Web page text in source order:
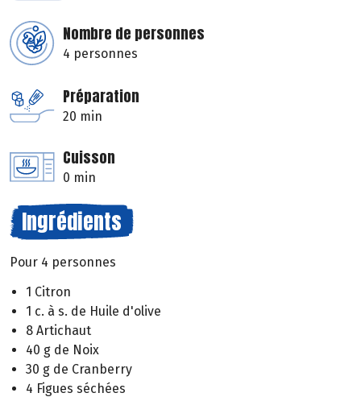
Nombre de personnes
4 personnes
Préparation
20 min
Cuisson
0 min
Ingrédients
Pour 4 personnes
1 Citron
1 c. à s. de Huile d'olive
8 Artichaut
40 g de Noix
30 g de Cranberry
4 Figues séchées